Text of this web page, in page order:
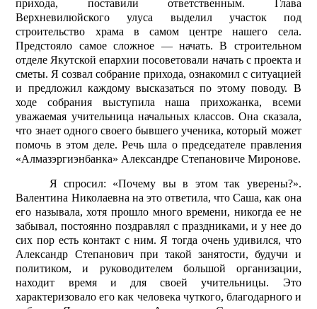
прихода, поставили ответственным. Глава
Верхневилюйского улуса выделил участок под
строительство храма в самом центре нашего села.
Предстояло самое сложное — начать. В строительном
отделе Якутской епархии посоветовали начать с проекта и
сметы. Я созвал собрание прихода, ознакомил с ситуацией
и предложил каждому высказаться по этому поводу. В
ходе собрания выступила наша прихожанка, всеми
уважаемая учительница начальных классов. Она сказала,
что знает одного своего бывшего ученика, который может
помочь в этом деле. Речь шла о председателе правления
«Алмазэргиэнбанка» Александре Степановиче Миронове.
Я спросил: «Почему вы в этом так уверены?».
Валентина Николаевна на это ответила, что Саша, как она
его называла, хотя прошло много времени, никогда ее не
забывал, постоянно поздравлял с праздниками, и у нее до
сих пор есть контакт с ним. Я тогда очень удивился, что
Александр Степанович при такой занятости, будучи и
политиком, и руководителем большой организации,
находит время и для своей учительницы. Это
характеризовало его как человека чуткого, благодарного и